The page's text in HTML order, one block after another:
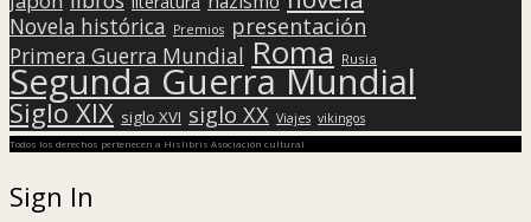
Novela histórica Premios presentación
Primera Guerra Mundial Roma Rusia
Segunda Guerra Mundial
Siglo XIX siglo XVI siglo XX Viajes vikingos
Todos los derechos pertenecen a Hislibris Asociación cultural
Sign In